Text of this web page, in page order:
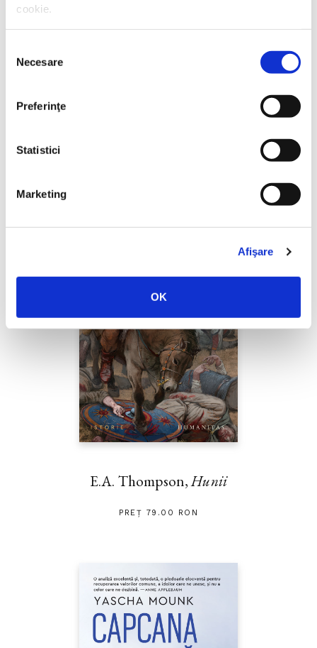
cookie.
consimțământului
Necesare
Preferinţe
Statistici
Marketing
Afişare
OK
Thierry Wolton, Lumea noastră orwelliană
E.A. Thompson,Hunii
PREȚ 79.00 RON